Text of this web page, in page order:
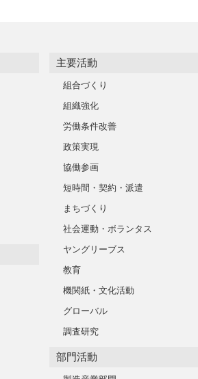
主要活動
組合づくり
組織強化
労働条件改善
政策実現
協働参画
短時間・契約・派遣
まちづくり
社会運動・ボランタス
ヤングリーブス
教育
機関紙・文化活動
グローバル
調査研究
部門活動